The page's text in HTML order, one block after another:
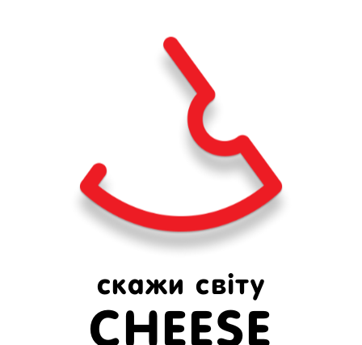
скажи світу
CHEESE